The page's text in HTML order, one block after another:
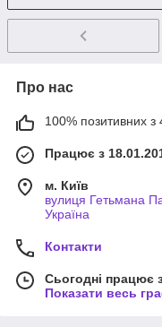
Про нас
100% позитивних з
Працює з
м. Київ
вулиця Гетьмана
Україна
Контакти
Сьогодні працює
Показати весь